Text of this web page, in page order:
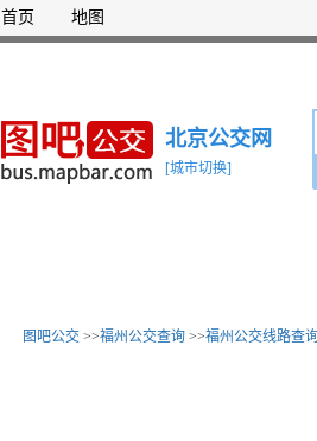
首页 地图
北京公交网
[城市切换]
图吧公交 >>福州公交查询 >>福州公交线路查